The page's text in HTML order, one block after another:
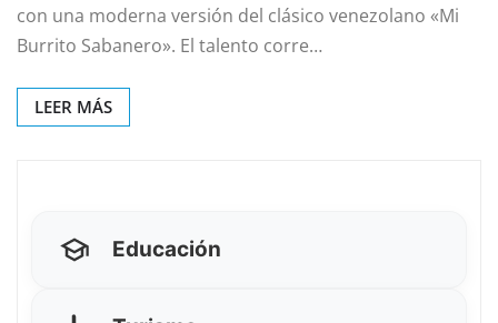
con una moderna versión del clásico venezolano «Mi
Burrito Sabanero». El talento corre…
LEER MÁS
Educación